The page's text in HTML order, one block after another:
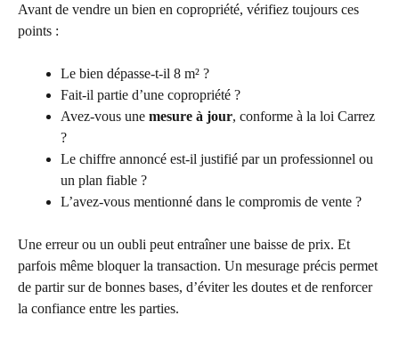
Avant de vendre un bien en copropriété, vérifiez toujours ces
points :
Le bien dépasse-t-il 8 m² ?
Fait-il partie d’une copropriété ?
Avez-vous une mesure à jour, conforme à la loi Carrez
?
Le chiffre annoncé est-il justifié par un professionnel ou
un plan fiable ?
L’avez-vous mentionné dans le compromis de vente ?
Une erreur ou un oubli peut entraîner une baisse de prix. Et
parfois même bloquer la transaction. Un mesurage précis permet
de partir sur de bonnes bases, d’éviter les doutes et de renforcer
la confiance entre les parties.